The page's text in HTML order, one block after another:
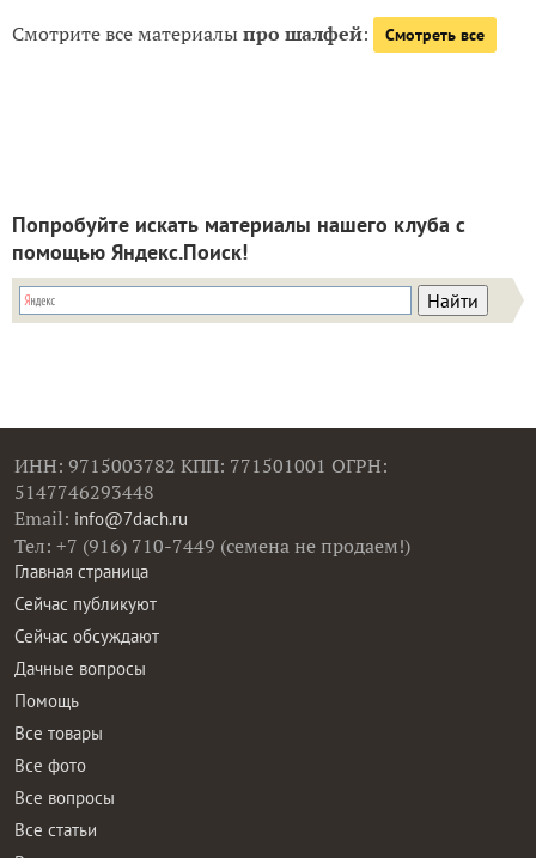
Смотрите все материалыпро шалфей: Смотреть все
Попробуйте искать материалы нашего клуба с
помощью Яндекс.Поиск!
ИНН: 9715003782 КПП: 771501001 ОГРН:
5147746293448
Email: info@7dach.ru
Тел: +7 (916) 710-7449 (семена не продаем!)
Главная страница
Сейчас публикуют
Сейчас обсуждают
Дачные вопросы
Помощь
Все товары
Все фото
Все вопросы
Все статьи